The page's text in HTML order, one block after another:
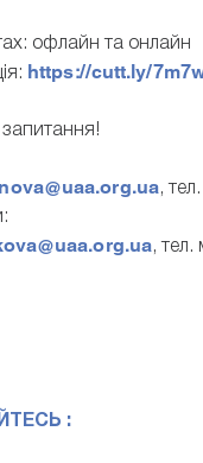
офлайн та онлайн
https://cutt.ly/
,
,
: